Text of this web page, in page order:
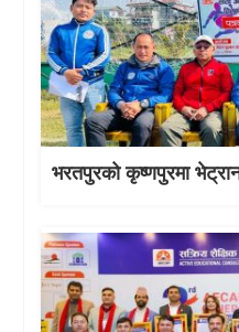
भरतपुरको कृष्णपुरमा